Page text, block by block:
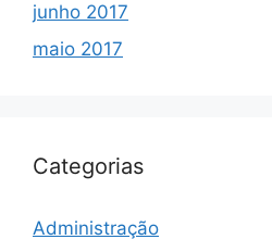
junho 2017
maio 2017
Categorias
Administração